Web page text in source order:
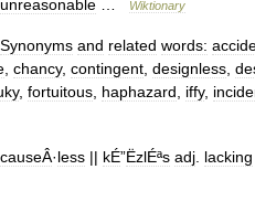
unreasonable Wiktionary
Synonyms and related words:
chancy, contingent designless
, fortuitous haphazard iffy,
causeÂ·less || kÉ”ËzlÉªs adj lacking